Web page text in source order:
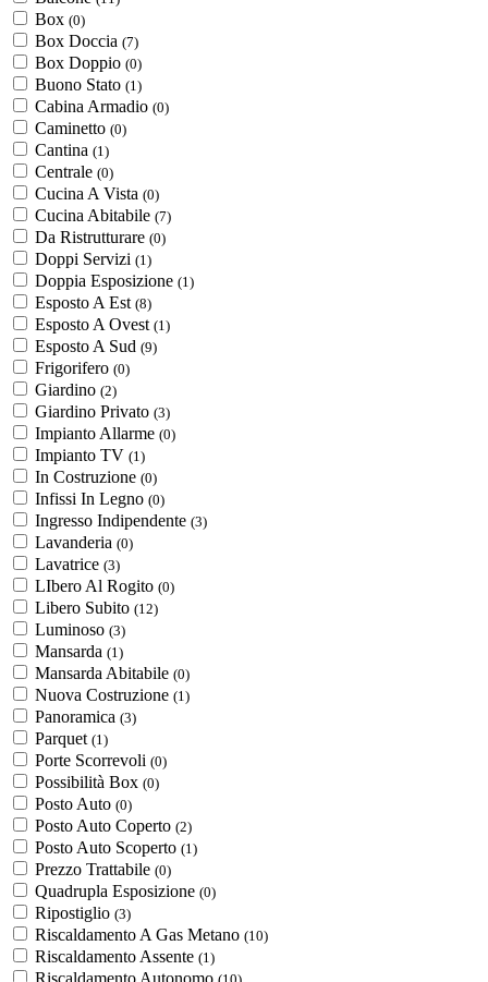
Box (0)
Box Doccia (7)
Box Doppio (0)
Buono Stato (1)
Cabina Armadio (0)
Caminetto (0)
Cantina (1)
Centrale (0)
Cucina A Vista (0)
Cucina Abitabile (7)
Da Ristrutturare (0)
Doppi Servizi (1)
Doppia Esposizione (1)
Esposto A Est (8)
Esposto A Ovest (1)
Esposto A Sud (9)
Frigorifero (0)
Giardino (2)
Giardino Privato (3)
Impianto Allarme (0)
Impianto TV (1)
In Costruzione (0)
Infissi In Legno (0)
Ingresso Indipendente (3)
Lavanderia (0)
Lavatrice (3)
LIbero Al Rogito (0)
Libero Subito (12)
Luminoso (3)
Mansarda (1)
Mansarda Abitabile (0)
Nuova Costruzione (1)
Panoramica (3)
Parquet (1)
Porte Scorrevoli (0)
Possibilità Box (0)
Posto Auto (0)
Posto Auto Coperto (2)
Posto Auto Scoperto (1)
Prezzo Trattabile (0)
Quadrupla Esposizione (0)
Ripostiglio (3)
Riscaldamento A Gas Metano (10)
Riscaldamento Assente (1)
Riscaldamento Autonomo